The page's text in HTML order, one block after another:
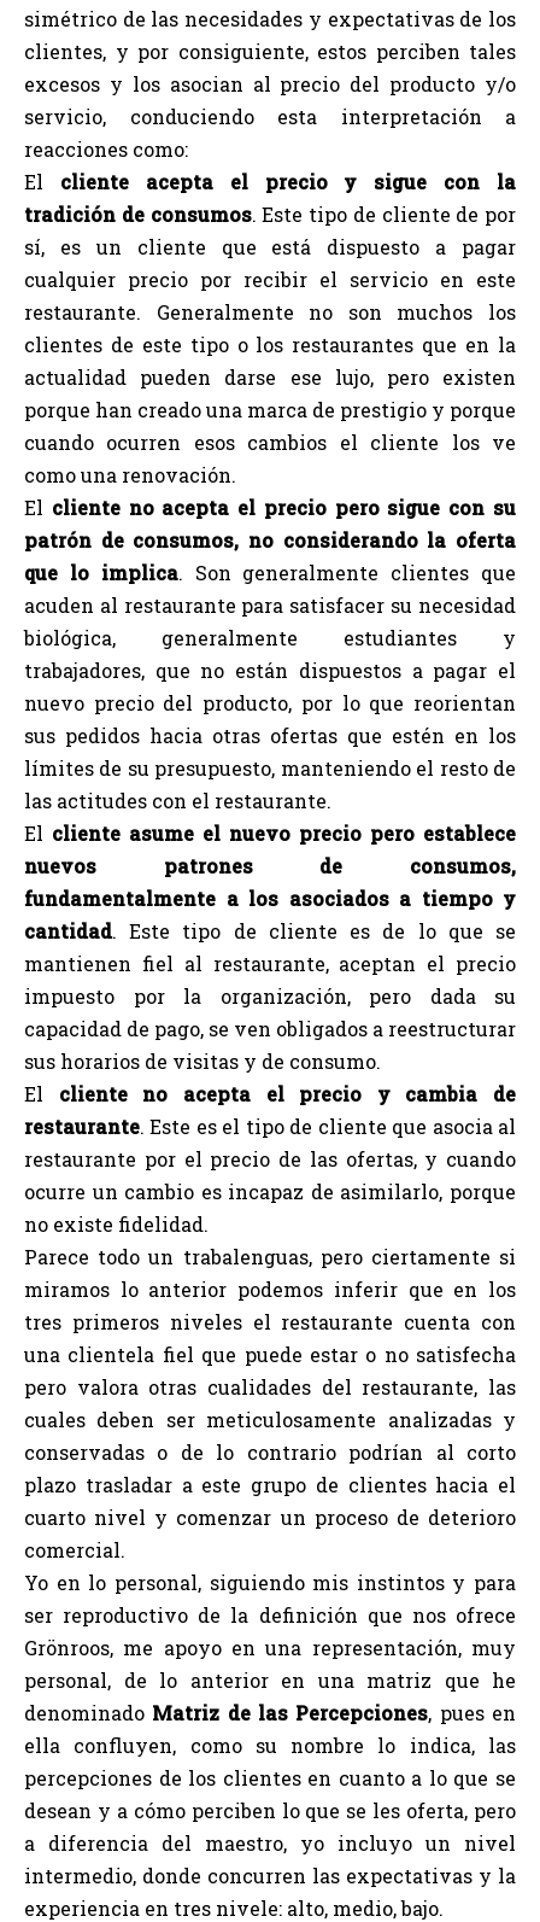
simétrico de las necesidades y expectativas de los
clientes, y por consiguiente, estos perciben tales
excesos y los asocian al precio del producto y/o
servicio, conduciendo esta interpretación a
reacciones como:
El cliente acepta el precio y sigue con la
tradición de consumos. Este tipo de cliente de por
sí, es un cliente que está dispuesto a pagar
cualquier precio por recibir el servicio en este
restaurante. Generalmente no son muchos los
clientes de este tipo o los restaurantes que en la
actualidad pueden darse ese lujo, pero existen
porque han creado una marca de prestigio y porque
cuando ocurren esos cambios el cliente los ve
como una renovación.
El cliente no acepta el precio pero sigue con su
patrón de consumos, no considerando la oferta
que lo implica. Son generalmente clientes que
acuden al restaurante para satisfacer su necesidad
biológica, generalmente estudiantes y
trabajadores, que no están dispuestos a pagar el
nuevo precio del producto, por lo que reorientan
sus pedidos hacia otras ofertas que estén en los
límites de su presupuesto, manteniendo el resto de
las actitudes con el restaurante.
El cliente asume el nuevo precio pero establece
nuevos patrones de consumos,
fundamentalmente a los asociados a tiempo y
cantidad. Este tipo de cliente es de lo que se
mantienen fiel al restaurante, aceptan el precio
impuesto por la organización, pero dada su
capacidad de pago, se ven obligados a reestructurar
sus horarios de visitas y de consumo.
El cliente no acepta el precio y cambia de
restaurante. Este es el tipo de cliente que asocia al
restaurante por el precio de las ofertas, y cuando
ocurre un cambio es incapaz de asimilarlo, porque
no existe fidelidad.
Parece todo un trabalenguas, pero ciertamente si
miramos lo anterior podemos inferir que en los
tres primeros niveles el restaurante cuenta con
una clientela fiel que puede estar o no satisfecha
pero valora otras cualidades del restaurante, las
cuales deben ser meticulosamente analizadas y
conservadas o de lo contrario podrían al corto
plazo trasladar a este grupo de clientes hacia el
cuarto nivel y comenzar un proceso de deterioro
comercial.
Yo en lo personal, siguiendo mis instintos y para
ser reproductivo de la definición que nos ofrece
Grönroos, me apoyo en una representación, muy
personal, de lo anterior en una matriz que he
denominado Matriz de las Percepciones, pues en
ella confluyen, como su nombre lo indica, las
percepciones de los clientes en cuanto a lo que se
desean y a cómo perciben lo que se les oferta, pero
a diferencia del maestro, yo incluyo un nivel
intermedio, donde concurren las expectativas y la
experiencia en tres nivele: alto, medio, bajo.